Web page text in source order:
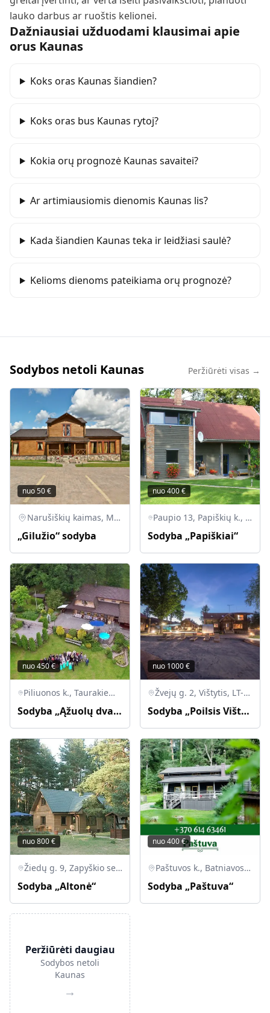
lauko darbus ar ruoštis kelionei.
Dažniausiai užduodami klausimai apie
orus Kaunas
Koks oras Kaunas šiandien?
Koks oras bus Kaunas rytoj?
Kokia orų prognozė Kaunas savaitei?
Ar artimiausiomis dienomis Kaunas lis?
Kada šiandien Kaunas teka ir leidžiasi saulė?
Kelioms dienoms pateikiama orų prognozė?
Sodybos netoli Kaunas Peržiūrėti visas →
nuo50€
Narušiškių kaimas, Molėtų raj.
„Gilužio“ sodyba
nuo400€
Paupio 13, Papiškių k., Zapyškio sen., LT-53414 Kauno r.
Sodyba „Papiškiai“
nuo450€
Piliuonos k., Taurakiemio sen., LT-53021 Kauno raj.
Sodyba „Ąžuolų dvarelis“
nuo 1000€
Žvejų g. 2, Vištytis, LT-70037 Vilkaviškio r.
Sodyba „Poilsis Vištytyje“
nuo800€
Žiedų g. 9, Zapyškio sen., Altoniškiai, Kauno r.
Sodyba „Altonė“
nuo400€
Paštuvos k., Batniavos sen., Kauno r.
Sodyba „Paštuva“
Peržiūrėti daugiau
Sodybos netoli
Kaunas
→